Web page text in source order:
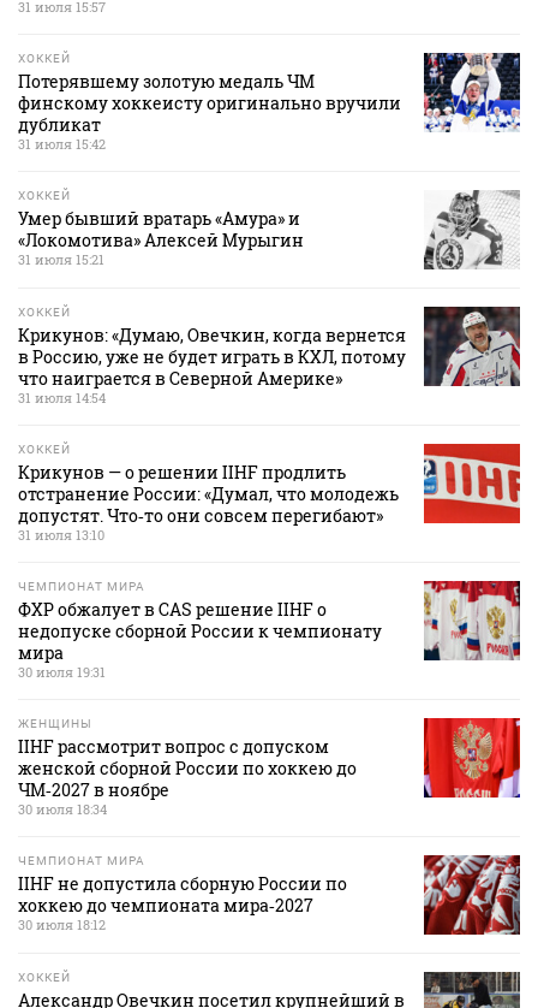
31 июля 15:57
ХОККЕЙ
Потерявшему золотую медаль ЧМ
финскому хоккеисту оригинально вручили
дубликат
31 июля 15:42
ХОККЕЙ
Умер бывший вратарь «Амура» и
«Локомотива» Алексей Мурыгин
31 июля 15:21
ХОККЕЙ
Крикунов: «Думаю, Овечкин, когда вернется
в Россию, уже не будет играть в КХЛ, потому
что наиграется в Северной Америке»
31 июля 14:54
ХОККЕЙ
Крикунов — о решении IIHF продлить
отстранение России: «Думал, что молодежь
допустят. Что‑то они совсем перегибают»
31 июля 13:10
ЧЕМПИОНАТ МИРА
ФХР обжалует в CAS решение IIHF о
недопуске сборной России к чемпионату
мира
30 июля 19:31
ЖЕНЩИНЫ
IIHF рассмотрит вопрос с допуском
женской сборной России по хоккею до
ЧМ‑2027 в ноябре
30 июля 18:34
ЧЕМПИОНАТ МИРА
IIHF не допустила сборную России по
хоккею до чемпионата мира‑2027
30 июля 18:12
ХОККЕЙ
Александр Овечкин посетил крупнейший в